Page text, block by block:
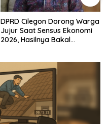
DPRD Cilegon Dorong Warga
Jujur Saat Sensus Ekonomi
2026, Hasilnya Bakal